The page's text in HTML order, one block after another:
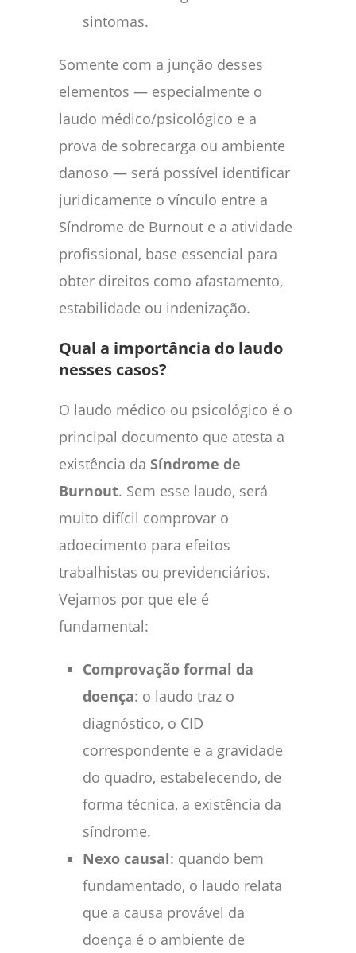
sintomas.
Somente com a junção desses
elementos — especialmente o
laudo médico/psicológico e a
prova de sobrecarga ou ambiente
danoso — será possível identificar
juridicamente o vínculo entre a
Síndrome de Burnout e a atividade
profissional, base essencial para
obter direitos como afastamento,
estabilidade ou indenização.
Qual a importância do laudo
nesses casos?
O laudo médico ou psicológico é o
principal documento que atesta a
existência da Síndrome de
Burnout. Sem esse laudo, será
muito difícil comprovar o
adoecimento para efeitos
trabalhistas ou previdenciários.
Vejamos por que ele é
fundamental:
Comprovação formal da
doença: o laudo traz o
diagnóstico, o CID
correspondente e a gravidade
do quadro, estabelecendo, de
forma técnica, a existência da
síndrome.
Nexo causal: quando bem
fundamentado, o laudo relata
que a causa provável da
doença é o ambiente de